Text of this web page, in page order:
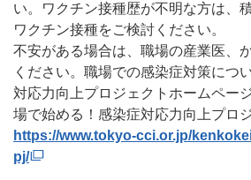
い。ワクチン接種歴が不明な方は、
ワクチン接種をご検討ください。
不安がある場合は、職場の産業医、
ください。職場での感染症対策につ
対応力向上プロジェクトホームペー
場で始める！感染症対応力向上プロ
https://www.tokyo-cci.or.jp/
pj/